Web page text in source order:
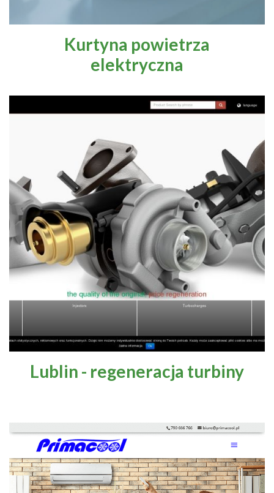
Kurtyna powietrza
elektryczna
Lublin - regeneracja turbiny